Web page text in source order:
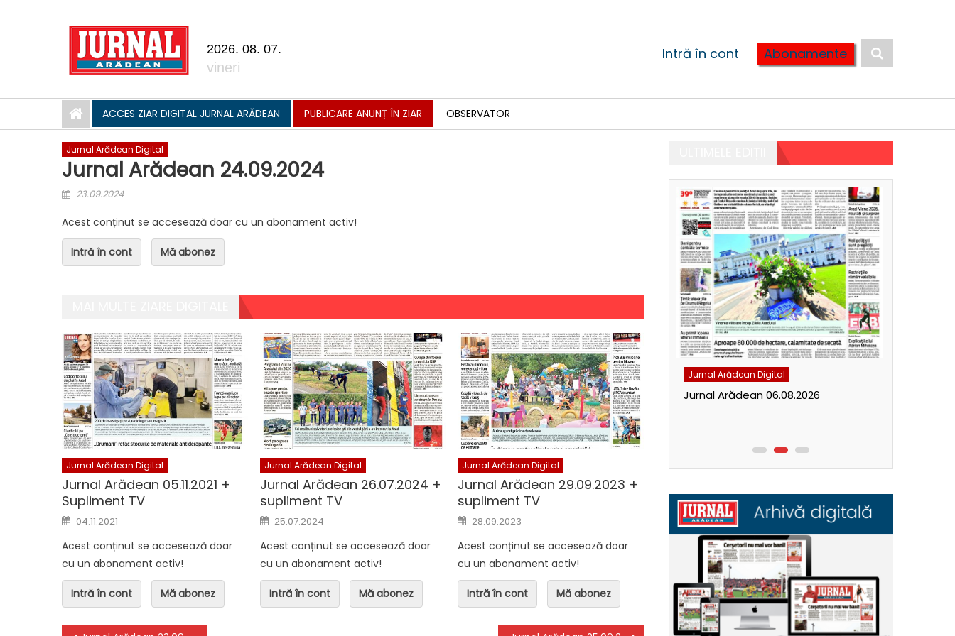
2026. 08. 07.
vineri
Intră în cont Abonamente
ACCES ZIAR DIGITAL JURNAL ARĂDEAN PUBLICARE ANUNȚ ÎN ZIAR OBSERVATOR
Jurnal Arădean Digital
Jurnal Arădean 24.09.2024
Posted on
23.09.2024
Acest conținut se accesează doar cu un abonament activ!
Intră în cont Mă abonez
Jurnal Arădean Digital
Jurnal Arădean 05.11.2021 +
Supliment TV
Posted on
04.11.2021
Acest conținut se accesează doar
cu un abonament activ!
Intră în cont Mă abonez
Jurnal Arădean Digital
Jurnal Arădean 26.07.2024 +
supliment TV
Posted on
25.07.2024
Acest conținut se accesează doar
cu un abonament activ!
Intră în cont Mă abonez
Jurnal Arădean Digital
Jurnal Arădean 29.09.2023 +
supliment TV
Posted on
28.09.2023
Acest conținut se accesează doar
cu un abonament activ!
Intră în cont Mă abonez
Jurnal Arădean Digital
Jurnal Arădean 06.08.2026
Jurnal Arădean Digital
Jurnal Arădean 05.08.2026
Jurnal Arădean Digital
Jurnal Arădean 07.08.2026 +
supliment TV
Jurnal Arădean Digital
Jurnal Arădean 06.08.2026